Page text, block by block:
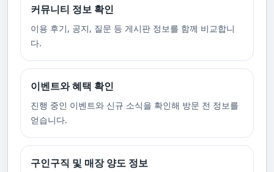
커뮤니티 정보 확인
이용 후기, 공지, 질문 등 게시판 정보를 함께 비교합니
다.
이벤트와 혜택 확인
진행 중인 이벤트와 신규 소식을 확인해 방문 전 정보를
얻습니다.
구인구직 및 매장 양도 정보